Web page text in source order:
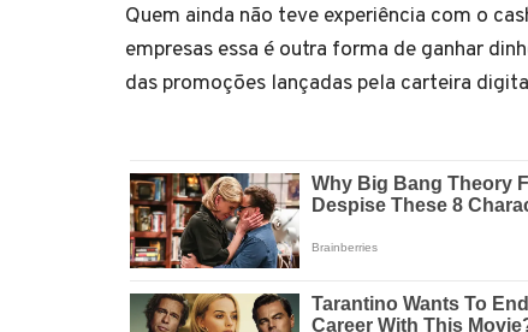
Quem ainda não teve experiência com o
empresas essa é outra forma de ganhar
das promoções lançadas pela carteira